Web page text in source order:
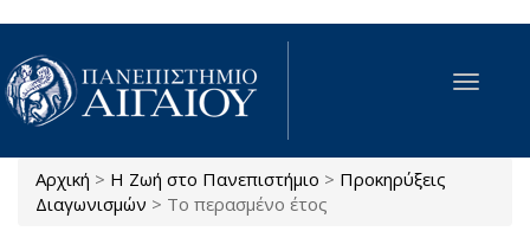
Παράκαμψη προς το κυρίως περιεχόμενο
Toggle
Είστε εδώ
Αρχική > Η Ζωή στο Πανεπιστήμιο > Προκηρύξεις
Διαγωνισμών > Το περασμένο έτος